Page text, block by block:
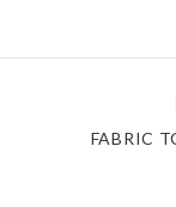
FABRIC